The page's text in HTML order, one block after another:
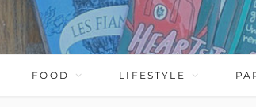
FOOD LIFESTYLE